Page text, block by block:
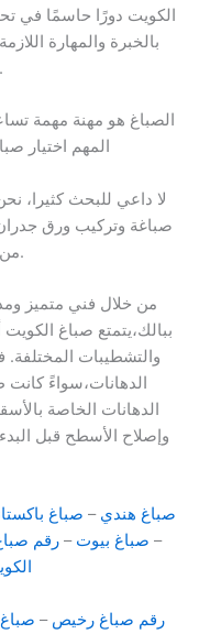
الكويت دورًا حاسمًا في
بالخبرة والمهارة
جمالية المكان.
الصباغ هو مهنة مهمة
المهم اختيار
لا داعي للبحث كثيرا،
صباغة وتركيب ورق
من الحرفية والمهارة.
من خلال فني متميز
ببالك،يتمتع صباغ
والتشطيبات
الدهانات،سواءً كانت
الدهانات الخاصة
وإصلاح الأسطح قبل
صباغ هندي – صباغ
– صباغ بيوت –رقم
رقم صباغ رخيص – صباغ